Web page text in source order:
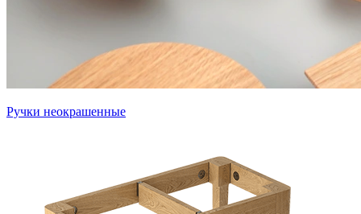
Ручки неокрашенные